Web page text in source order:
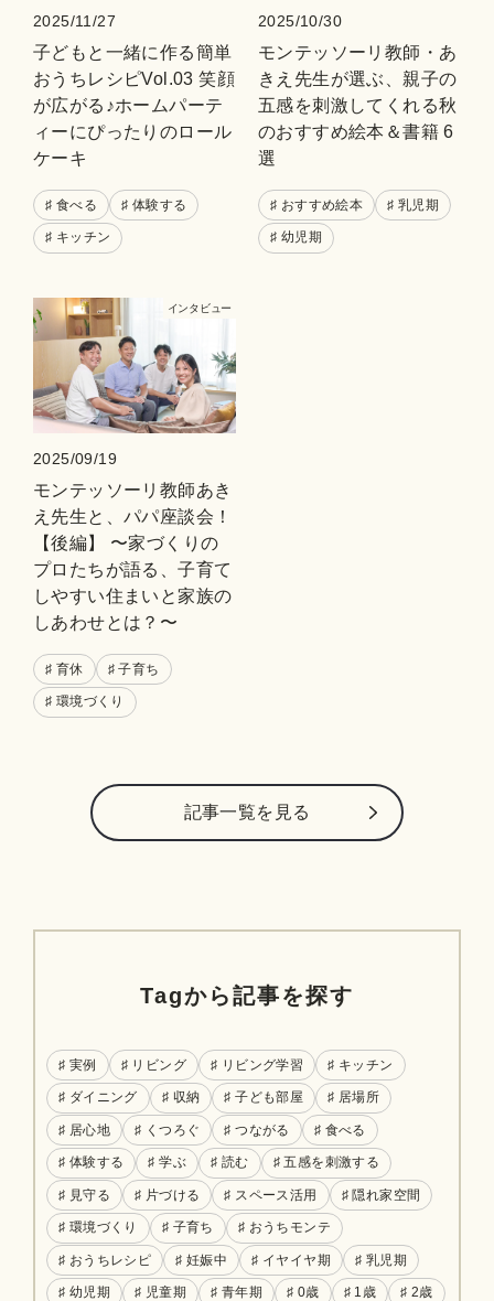
2025/11/27
子どもと一緒に作る簡単
おうちレシピVol.03 笑顔
が広がる♪ホームパーテ
ィーにぴったりのロール
ケーキ
♯ 食べる ♯ 体験する
♯ キッチン
2025/10/30
モンテッソーリ教師・あ
きえ先生が選ぶ、親子の
五感を刺激してくれる秋
のおすすめ絵本＆書籍 6
選
♯ おすすめ絵本 ♯ 乳児期
♯ 幼児期
インタビュー
2025/09/19
モンテッソーリ教師あき
え先生と、パパ座談会！
【後編】 〜家づくりの
プロたちが語る、子育て
しやすい住まいと家族の
しあわせとは？〜
♯ 育休 ♯ 子育ち
♯ 環境づくり
記事⼀覧を⾒る
Tagから記事を探す
♯ 実例 ♯ リビング ♯ リビング学習 ♯ キッチン
♯ ダイニング ♯ 収納 ♯ 子ども部屋 ♯ 居場所
♯ 居心地 ♯ くつろぐ ♯ つながる ♯ 食べる
♯ 体験する ♯ 学ぶ ♯ 読む ♯ 五感を刺激する
♯ 見守る ♯ 片づける ♯ スペース活用 ♯ 隠れ家空間
♯ 環境づくり ♯ 子育ち ♯ おうちモンテ
♯ おうちレシピ ♯ 妊娠中 ♯ イヤイヤ期 ♯ 乳児期
♯ 幼児期 ♯ 児童期 ♯ 青年期 ♯ 0歳 ♯ 1歳 ♯ 2歳